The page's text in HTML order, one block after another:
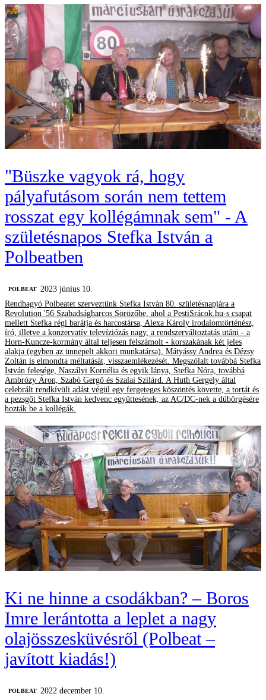
"Büszke vagyok rá, hogy
pályafutásom során nem tettem
rosszat egy kollégámnak sem" - A
születésnapos Stefka István a
Polbeatben
‎POLBEAT 2023 június 10.
Rendhagyó Polbeatet szerveztünk Stefka István 80. születésnapjára a
Revolution '56 Szabadságharcos Sörözőbe, ahol a PestiSrácok.hu-s csapat
mellett Stefka régi barátja és harcostársa, Alexa Károly irodalomtörténész,
író, illetve a konzervatív televíziózás nagy, a rendszerváltoztatás utáni - a
Horn-Kuncze-kormány által teljesen felszámolt - korszakának két jeles
alakja (egyben az ünnepelt akkori munkatársa), Mátyássy Andrea és Dézsy
Zoltán is elmondta méltatását, visszaemlékezését. Megszólalt továbbá Stefka
István felesége, Naszályi Kornélia és egyik lánya, Stefka Nóra, továbbá
Ambrózy Áron, Szabó Gergő és Szalai Szilárd. A Huth Gergely által
celebrált rendkívüli adást végül egy fergeteges köszöntés követte, a tortát és
a pezsgőt Stefka István kedvenc együttesének, az AC/DC-nek a dübörgésére
hozták be a kollégák.
Ki ne hinne a csodákban? – Boros
Imre lerántotta a leplet a nagy
olajösszesküvésről (Polbeat –
javított kiadás!)
‎POLBEAT
2022 december 10.